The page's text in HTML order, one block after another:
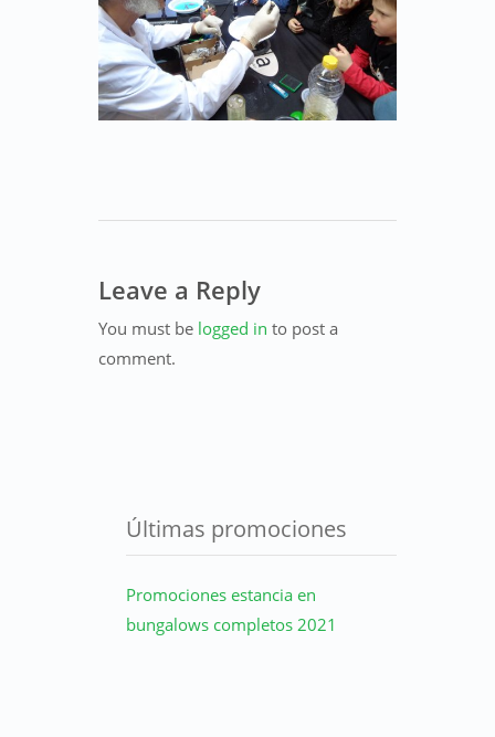
Leave a Reply
You must be logged in to post a
comment.
Últimas promociones
Promociones estancia en
bungalows completos 2021